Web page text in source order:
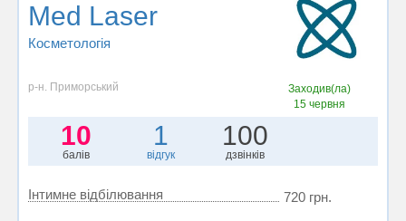
Med Laser
Косметологія
р-н. Приморський
Заходив(ла)
15 червня
10
балів
1
відгук
100
дзвінків
Інтимне відбілювання 720 грн.